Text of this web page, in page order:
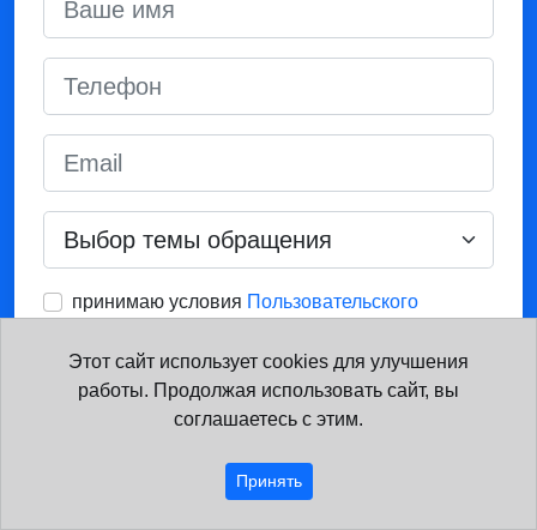
принимаю условия Пользовательского
Получить консультацию
Нажимая кнопку, вы соглашаетесь с политикой
обработки персональных данных
Этот сайт использует cookies для улучшения
работы. Продолжая использовать сайт, вы
соглашаетесь с этим.
Принять